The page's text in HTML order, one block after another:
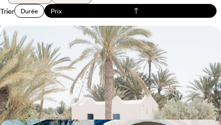
Trier
Durée Prix
Le sud de la Tunisie - De la douceur de Djerba aux
oasis du désert
Sillonner par la route le sud de la Tunisie, des eaux claires de
Djerba aux dunes de Douz, en passant par l'oasis de Tozeur
8 jours, de CHF 1800 à CHF 2500